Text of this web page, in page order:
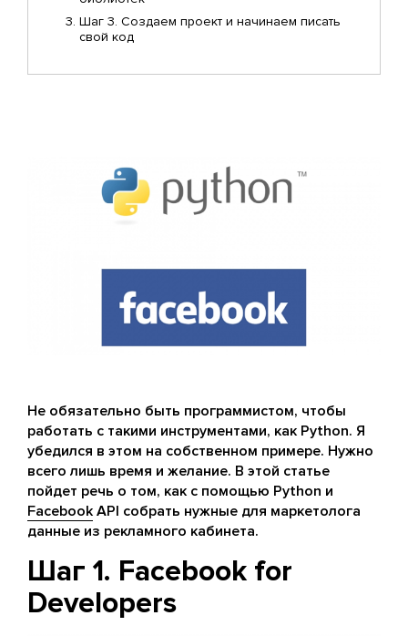
Шаг 3. Создаем проект и начинаем писать
свой код
Не обязательно быть программистом, чтобы
работать с такими инструментами, как Python. Я
убедился в этом на собственном примере. Нужно
всего лишь время и желание. В этой статье
пойдет речь о том, как с помощью Python и
Facebook API собрать нужные для маркетолога
данные из рекламного кабинета.
Шаг 1. Facebook for
Developers